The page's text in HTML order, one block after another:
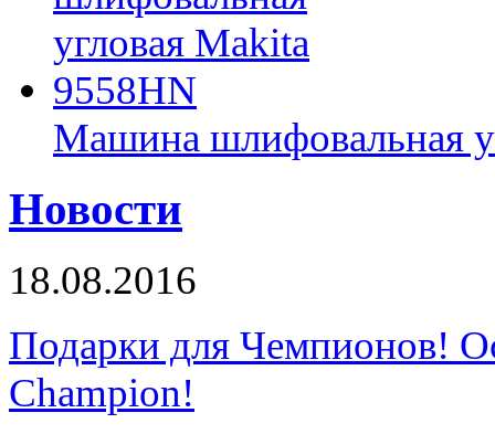
Машина шлифовальная
Новости
18.08.2016
Подарки для Чемпионов!
Champion!